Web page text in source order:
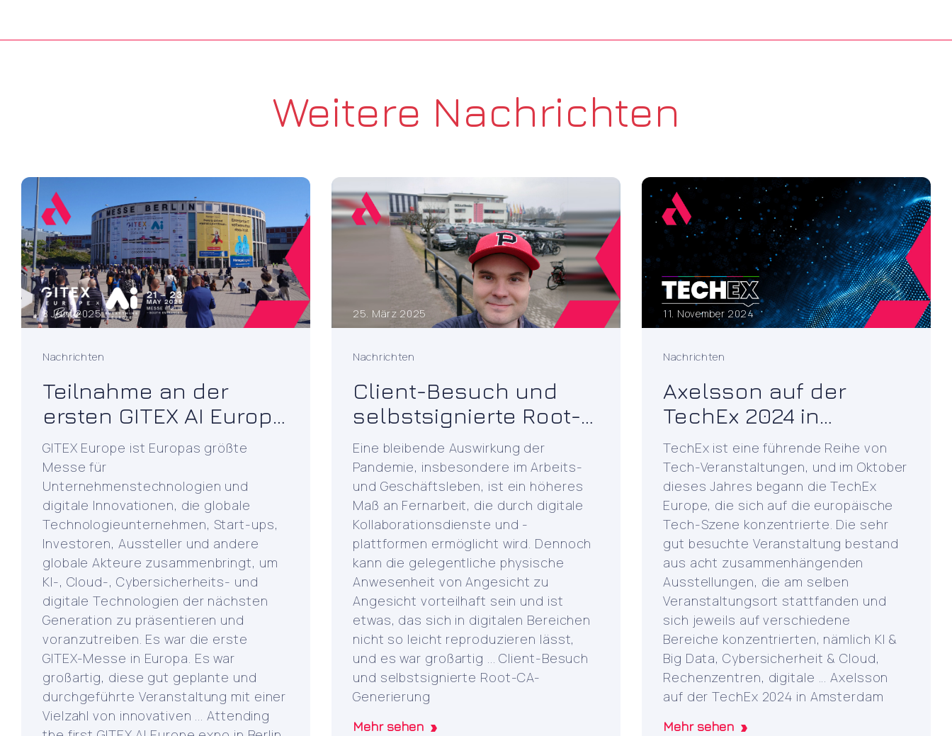
Weitere Nachrichten
8 Juni 2025
Nachrichten
Teilnahme an der
ersten GITEX AI Europe
Messe in Berlin
GITEX Europe ist Europas größte
Messe für
Unternehmenstechnologien und
digitale Innovationen, die globale
Technologieunternehmen, Start-ups,
Investoren, Aussteller und andere
globale Akteure zusammenbringt, um
KI-, Cloud-, Cybersicherheits- und
digitale Technologien der nächsten
Generation zu präsentieren und
voranzutreiben. Es war die erste
GITEX-Messe in Europa. Es war
großartig, diese gut geplante und
durchgeführte Veranstaltung mit einer
Vielzahl von innovativen ... Attending
25. März 2025
Nachrichten
Client-Besuch und
selbstsignierte Root-
CA-Generierung
Eine bleibende Auswirkung der
Pandemie, insbesondere im Arbeits-
und Geschäftsleben, ist ein höheres
Maß an Fernarbeit, die durch digitale
Kollaborationsdienste und -
plattformen ermöglicht wird. Dennoch
kann die gelegentliche physische
Anwesenheit von Angesicht zu
Angesicht vorteilhaft sein und ist
etwas, das sich in digitalen Bereichen
nicht so leicht reproduzieren lässt,
und es war großartig ... Client-Besuch
und selbstsignierte Root-CA-
Generierung
Mehr sehen
11. November 2024
Nachrichten
Axelsson auf der
TechEx 2024 in
Amsterdam
TechEx ist eine führende Reihe von
Tech-Veranstaltungen, und im Oktober
dieses Jahres begann die TechEx
Europe, die sich auf die europäische
Tech-Szene konzentrierte. Die sehr
gut besuchte Veranstaltung bestand
aus acht zusammenhängenden
Ausstellungen, die am selben
Veranstaltungsort stattfanden und
sich jeweils auf verschiedene
Bereiche konzentrierten, nämlich KI &
Big Data, Cybersicherheit & Cloud,
Rechenzentren, digitale ... Axelsson
auf der TechEx 2024 in Amsterdam
Mehr sehen